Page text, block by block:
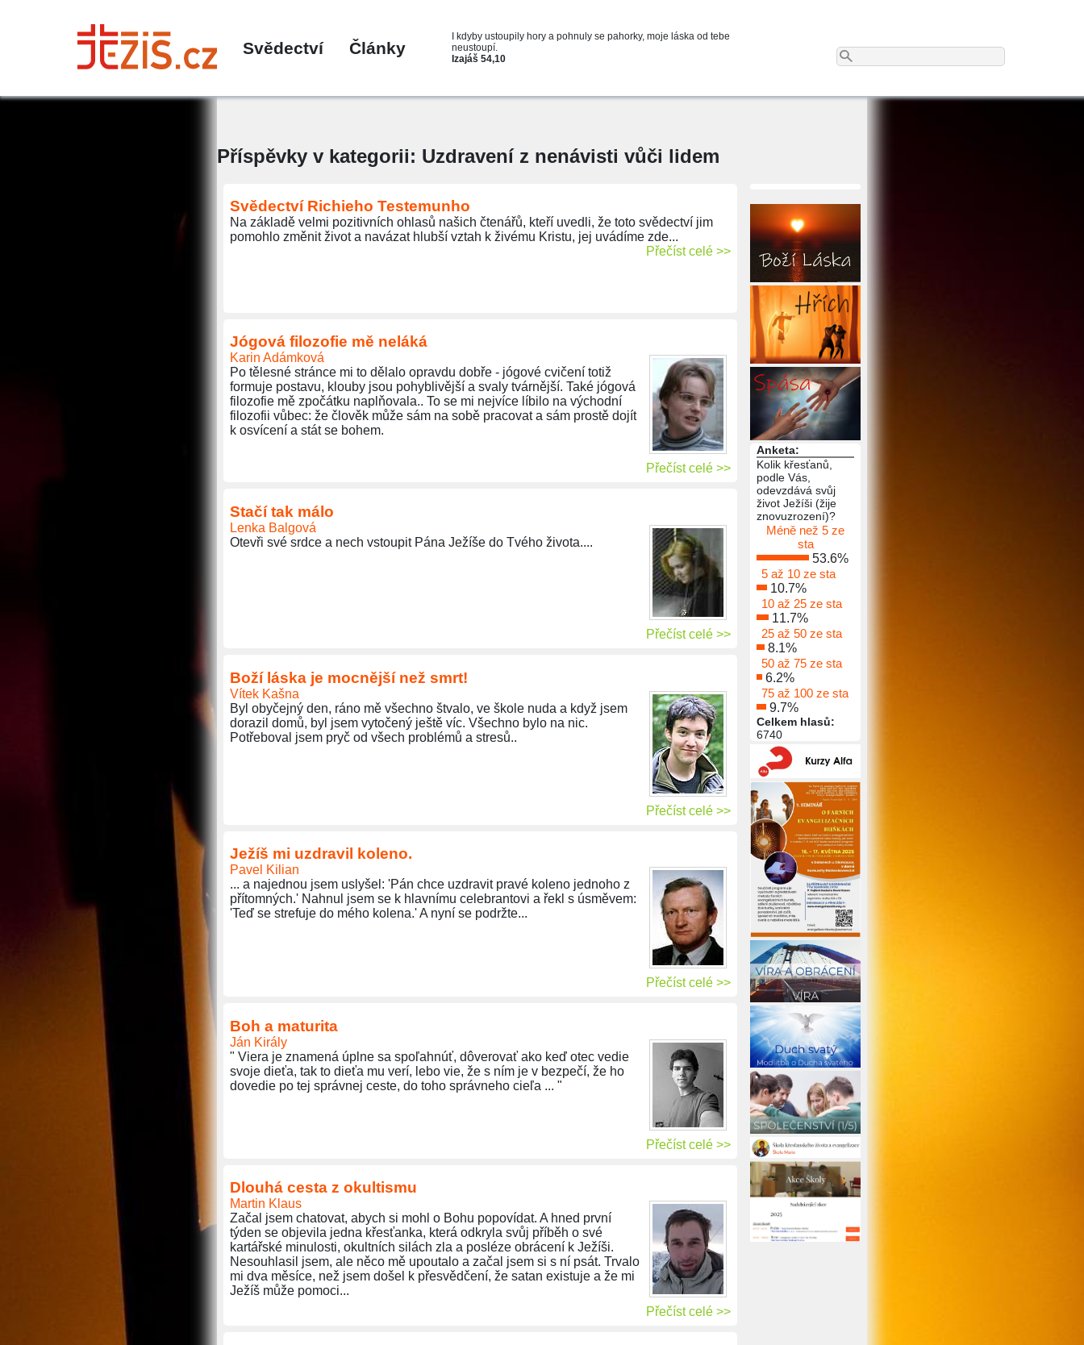
Svědectví Články
I kdyby ustoupily hory a pohnuly se pahorky, moje láska od tebe
neustoupí.
Izajáš 54,10
Příspěvky v kategorii: Uzdravení z nenávisti vůči lidem
Svědectví Richieho Testemunho
Na základě velmi pozitivních ohlasů našich čtenářů, kteří uvedli, že toto svědectví jim
pomohlo změnit život a navázat hlubší vztah k živému Kristu, jej uvádíme zde...
Přečíst celé >>
Jógová filozofie mě neláká
Karin Adámková
Po tělesné stránce mi to dělalo opravdu dobře - jógové cvičení totiž
formuje postavu, klouby jsou pohyblivější a svaly tvárnější. Také jógová
filozofie mě zpočátku naplňovala.. To se mi nejvíce líbilo na východní
filozofii vůbec: že člověk může sám na sobě pracovat a sám prostě dojít
k osvícení a stát se bohem.
Přečíst celé >>
Stačí tak málo
Lenka Balgová
Otevři své srdce a nech vstoupit Pána Ježíše do Tvého života....
Přečíst celé >>
Boží láska je mocnější než smrt!
Vítek Kašna
Byl obyčejný den, ráno mě všechno štvalo, ve škole nuda a když jsem
dorazil domů, byl jsem vytočený ještě víc. Všechno bylo na nic.
Potřeboval jsem pryč od všech problémů a stresů..
Přečíst celé >>
Ježíš mi uzdravil koleno.
Pavel Kilian
... a najednou jsem uslyšel: 'Pán chce uzdravit pravé koleno jednoho z
přítomných.' Nahnul jsem se k hlavnímu celebrantovi a řekl s úsměvem:
'Teď se strefuje do mého kolena.' A nyní se podržte...
Přečíst celé >>
Boh a maturita
Ján Király
" Viera je znamená úplne sa spoľahnúť, dôverovať ako keď otec vedie
svoje dieťa, tak to dieťa mu verí, lebo vie, že s ním je v bezpečí, že ho
dovedie po tej správnej ceste, do toho správneho cieľa ... "
Přečíst celé >>
Dlouhá cesta z okultismu
Martin Klaus
Začal jsem chatovat, abych si mohl o Bohu popovídat. A hned první
týden se objevila jedna křesťanka, která odkryla svůj příběh o své
kartářské minulosti, okultních silách zla a posléze obrácení k Ježíši.
Nesouhlasil jsem, ale něco mě upoutalo a začal jsem si s ní psát. Trvalo
mi dva měsíce, než jsem došel k přesvědčení, že satan existuje a že mi
Ježíš může pomoci...
Přečíst celé >>
Anketa:
Kolik křesťanů,
podle Vás,
odevzdává svůj
život Ježíši (žije
znovuzrození)?
Méně než 5 ze
sta
53.6%
5 až 10 ze sta
10.7%
10 až 25 ze sta
11.7%
25 až 50 ze sta
8.1%
50 až 75 ze sta
6.2%
75 až 100 ze sta
9.7%
Celkem hlasů:
6740